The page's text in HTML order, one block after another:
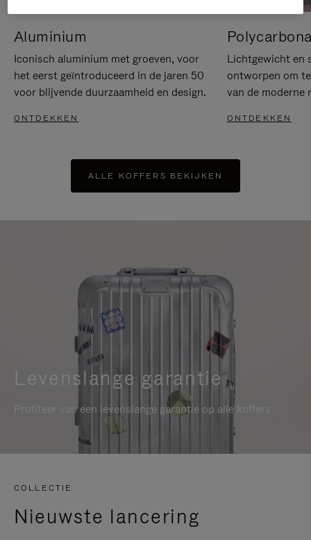
Aluminium
Iconisch aluminium met groeven, voor
het eerst geïntroduceerd in de jaren 50
voor blijvende duurzaamheid en design.
ONTDEKKEN
Lichtgewicht en
ontworpen om
van de moderne
ONTDEKKEN
ALLE KOFFERS BEKIJKEN
Levenslange garantie
Profiteer van een levenslange garantie op alle koffers
COLLECTIE
Nieuwste lancering